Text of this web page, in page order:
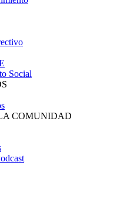
Social
COMUNIDAD